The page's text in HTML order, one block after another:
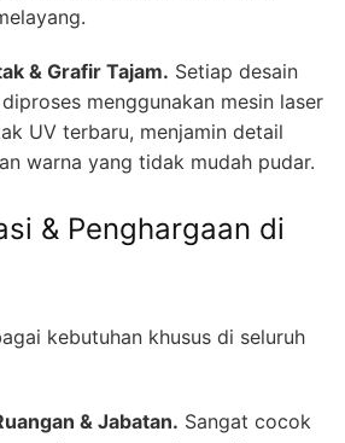
& Grafir Tajam. Setiap desain
menggunakan mesin laser
UV terbaru, menjamin detail
warna yang tidak mudah pudar.
& Penghargaan di
kebutuhan khusus di seluruh
& Jabatan. Sangat cocok